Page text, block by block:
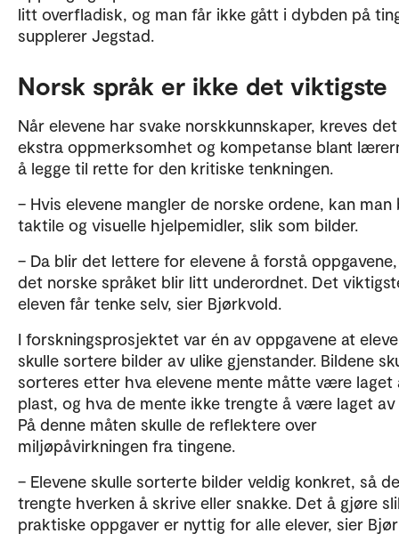
litt overfladisk, og man får ikke gått i dybden på
supplerer Jegstad.
Norsk språk er ikke det viktigste
Når elevene har svake norskkunnskaper, kreves det
ekstra oppmerksomhet og kompetanse blant
å legge til rette for den kritiske tenkningen.
– Hvis elevene mangler de norske ordene, kan man
taktile og visuelle hjelpemidler, slik som bilder.
– Da blir det lettere for elevene å forstå
det norske språket blir litt underordnet. Det
eleven får tenke selv, sier Bjørkvold.
I forskningsprosjektet var én av oppgavene at
skulle sortere bilder av ulike gjenstander. Bildene
sorteres etter hva elevene mente måtte være laget
plast, og hva de mente ikke trengte å være laget av
På denne måten skulle de reflektere over
miljøpåvirkningen fra tingene.
– Elevene skulle sorterte bilder veldig konkret, så de
trengte hverken å skrive eller snakke. Det å gjøre
praktiske oppgaver er nyttig for alle elever, sier